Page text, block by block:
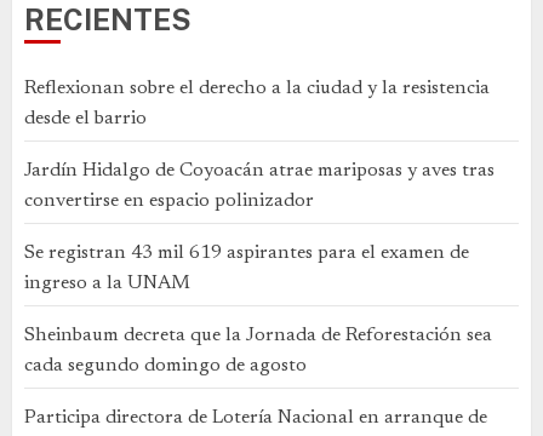
RECIENTES
Reflexionan sobre el derecho a la ciudad y la resistencia
desde el barrio
Jardín Hidalgo de Coyoacán atrae mariposas y aves tras
convertirse en espacio polinizador
Se registran 43 mil 619 aspirantes para el examen de
ingreso a la UNAM
Sheinbaum decreta que la Jornada de Reforestación sea
cada segundo domingo de agosto
Participa directora de Lotería Nacional en arranque de